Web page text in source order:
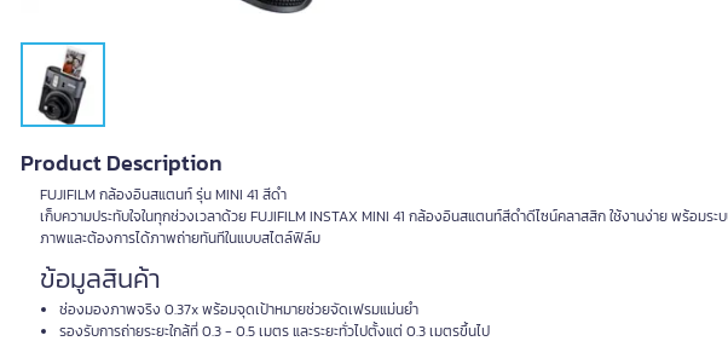
Product Description
FUJIFILM กล้องอินสแตนท์ รุ่น MINI 41 สีดำ
เก็บความประทับใจในทุกช่วงเวลาด้วย FUJIFILM INSTAX MINI 41 กล้องอินสแตนท์สีดำดีไซน์คลาสสิก ใช้งานง่าย พร้อมร
ภาพและต้องการได้ภาพถ่ายทันทีในแบบสไตล์ฟิล์ม
ข้อมูลสินค้า
ช่องมองภาพจริง 0.37x พร้อมจุดเป้าหมายช่วยจัดเฟรมแม่นยำ
รองรับการถ่ายระยะใกล้ที่ 0.3 - 0.5 เมตร และระยะทั่วไปตั้งแต่ 0.3 เมตรขึ้นไป